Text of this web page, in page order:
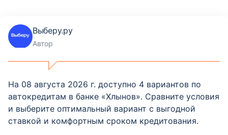
Выберу.ру
Автор
На 08 августа 2026 г. доступно 4 вариантов по
автокредитам в банке «Хлынов». Сравните условия
и выберите оптимальный вариант с выгодной
ставкой и комфортным сроком кредитования.